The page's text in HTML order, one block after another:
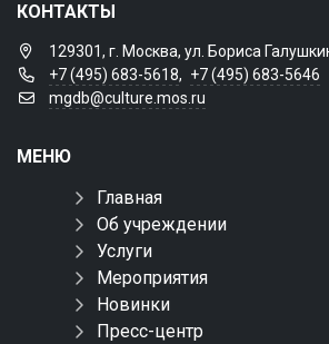
КОНТАКТЫ
129301, г. Москва, ул. Бориса
+7 (495) 683-5618, +7 (495) 683-5646
mgdb@culture.mos.ru
МЕНЮ
Главная
Об учреждении
Услуги
Мероприятия
Новинки
Пресс-центр